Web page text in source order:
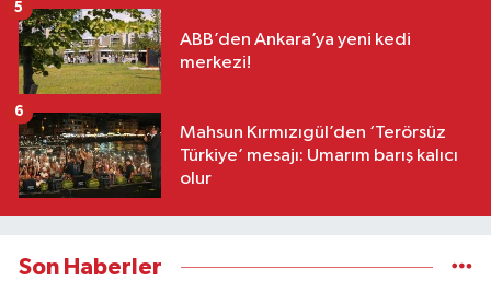
ABB’den Ankara’ya yeni kedi
merkezi!
5
Mahsun Kırmızıgül’den ‘Terörsüz
Türkiye’ mesajı: Umarım barış kalıcı
olur
6
Son Haberler